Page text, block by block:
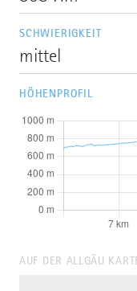
SCHWIERIGKEIT
mittel
HÖHENPROFIL
AUF DER ALLGÄU